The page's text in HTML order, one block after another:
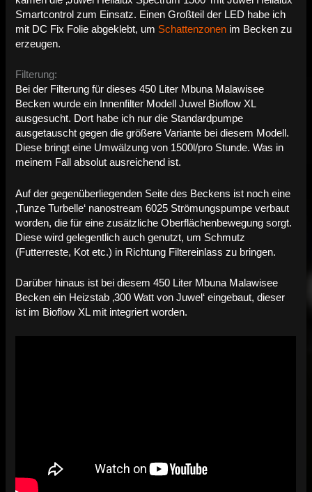
Smartcontrol zum Einsatz. Einen Großteil der LED habe ich
mit DC Fix Folie abgeklebt, um Schattenzonen im Becken zu
erzeugen.
Filterung:
Bei der Filterung für dieses 450 Liter Mbuna Malawisee
Becken wurde ein Innenfilter Modell Juwel Bioflow XL
ausgesucht. Dort habe ich nur die Standardpumpe
ausgetauscht gegen die größere Variante bei diesem Modell.
Diese bringt eine Umwälzung von 1500l/pro Stunde. Was in
meinem Fall absolut ausreichend ist.
Auf der gegenüberliegenden Seite des Beckens ist noch eine
‚Tunze Turbelle‘ nanostream 6025 Strömungspumpe verbaut
worden, die für eine zusätzliche Oberflächenbewegung sorgt.
Diese wird gelegentlich auch genutzt, um Schmutz
(Futterreste, Kot etc.) in Richtung Filtereinlass zu bringen.
Darüber hinaus ist bei diesem 450 Liter Mbuna Malawisee
Becken ein Heizstab ‚300 Watt von Juwel‘ eingebaut, dieser
ist im Bioflow XL mit integriert worden.